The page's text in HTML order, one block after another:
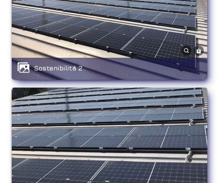
Sostenibilità 2